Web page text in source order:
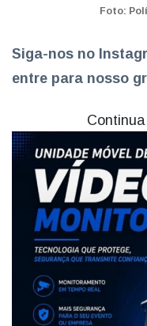
Foto:
Siga-nos no
entre para nosso